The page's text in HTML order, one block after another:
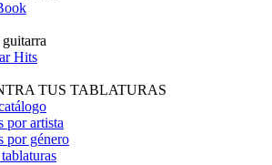
guitarra
Hits
TUS TABLATURAS
por artista
por género